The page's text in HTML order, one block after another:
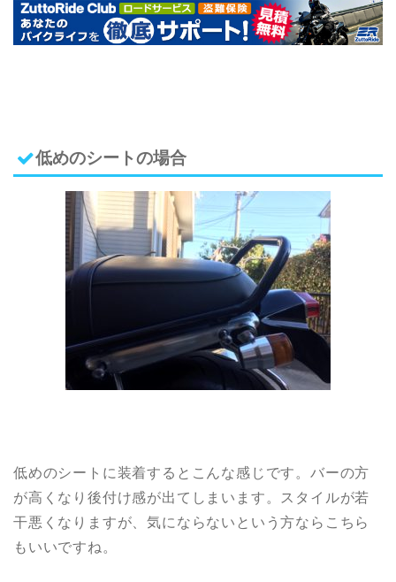
低めのシートの場合
低めのシートに装着するとこんな感じです。バーの方
が高くなり後付け感が出てしまいます。スタイルが若
干悪くなりますが、気にならないという方ならこちら
もいいですね。